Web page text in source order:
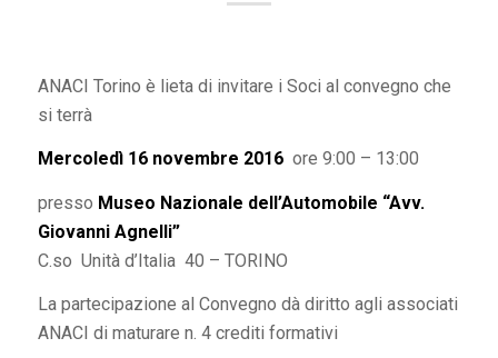
ANACI Torino è lieta di invitare i Soci al convegno che
si terrà
Mercoledì 16 novembre 2016 ore 9:00 – 13:00
presso Museo Nazionale dell’Automobile “Avv.
Giovanni Agnelli”
C.so Unità d’Italia 40 – TORINO
La partecipazione al Convegno dà diritto agli associati
ANACI di maturare n. 4 crediti formativi